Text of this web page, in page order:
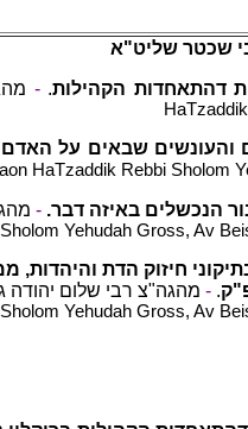
שכטר שליט"א
דהתאחדות הקהילות.
-
והעונשים שבאים על
HaTzaddik Rebbi Sholom
הנכשלים באיזה דבר. -
Yehudah Gross, Av
חיזוק הדת והיהדות,
.
- מהגה"צ רבי שלום יהודה
Yehudah Gross, Av